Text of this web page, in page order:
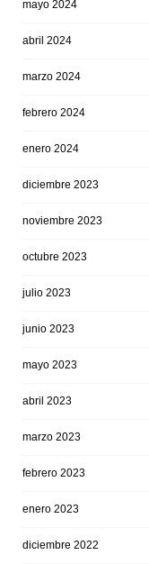
mayo 2024
abril 2024
marzo 2024
febrero 2024
enero 2024
diciembre 2023
noviembre 2023
octubre 2023
julio 2023
junio 2023
mayo 2023
abril 2023
marzo 2023
febrero 2023
enero 2023
diciembre 2022